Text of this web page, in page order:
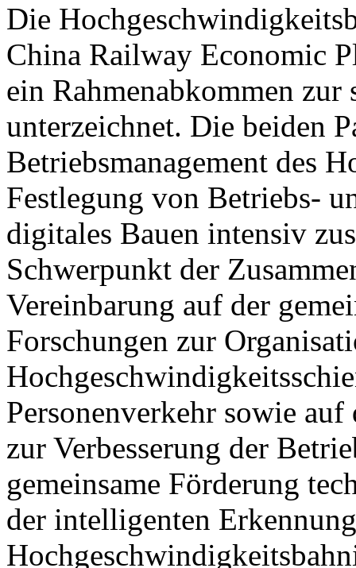
Die
China Railway Economic
ein Rahmenabkommen zur
unterzeichnet. Die beiden
Betriebsmanagement des
Festlegung von Betriebs-
digitales Bauen intensiv
Schwerpunkt der
Vereinbarung auf der
Forschungen zur
Personenverkehr sowie
zur Verbesserung der
gemeinsame Förderung
der intelligenten